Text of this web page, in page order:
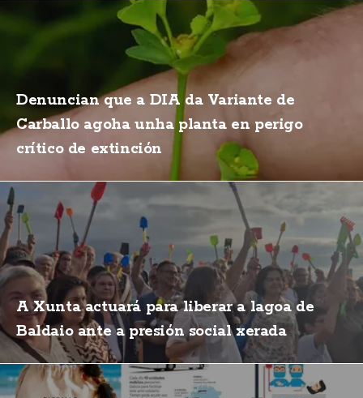
Denuncian que a DIA da Variante de
Carballo agoha unha planta en perigo
crítico de extinción
A Xunta actuará para liberar a lagoa de
Baldaio ante a presión social xerada